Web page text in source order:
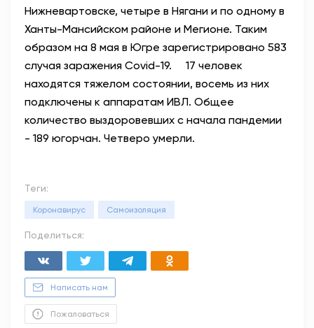
ОФИЦИАЛЬНО
Нижневартовске, четыре в Нягани и по одному в
Ханты-Мансийском районе и Мегионе. Таким
образом на 8 мая в Югре зарегистрировано 583
случая заражения Covid-19. ⠀ 17 человек
находятся тяжелом состоянии, восемь из них
подключены к аппаратам ИВЛ. Общее
количество выздоровевших с начала пандемии
- 189 югорчан. Четверо умерли.
Теги:
Коронавирус Самоизоляция
Поделиться:
Написать нам
Пожаловаться